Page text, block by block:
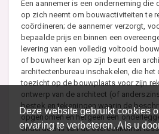
Deze website gebruikt cookies
ervaring te verbeteren. Als u
Een aannemer is een onderneming die
op zich neemt om bouwactiviteiten te
coördineren; de aannemer verzorgt,
bepaalde prijs en binnen een
levering van een volledig voltooid
of bouwheer kan op zijn beurt een
architectenbureau inschakelen, die
toezicht op de bouwplaats voor zijn
ontwerp van de architect (of
bestek en tekeningen waarin de
opgenomen en hetgeen een
onderdeel is van de overeenkomst